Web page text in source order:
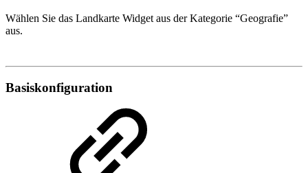
Wählen Sie das Landkarte Widget aus der Kategorie “Geografie”
aus.
Basiskonfiguration